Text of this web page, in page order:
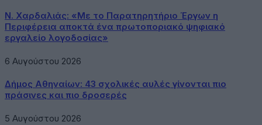
Ν. Χαρδαλιάς: «Με το Παρατηρητήριο Έργων η
Περιφέρεια αποκτά ένα πρωτοποριακό ψηφιακό
εργαλείο λογοδοσίας»
6 Αυγούστου 2026
Δήμος Αθηναίων: 43 σχολικές αυλές γίνονται πιο
πράσινες και πιο δροσερές
5 Αυγούστου 2026